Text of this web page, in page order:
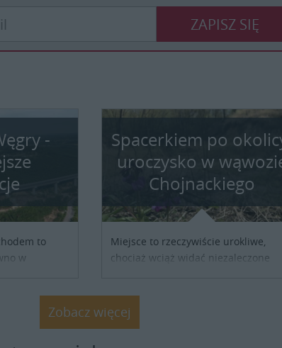
ZAPISZ SIĘ
-
to
w
winiety, co
Spacerkiem po
uroczysko w
Chojnackiego
Miejsce to rzeczywiście urokliwe,
chociaż wciąż widać niezaleczone
drzewach, bajorko po dawnym
rybnym. Miały tu stać trzy
Zobacz więcej